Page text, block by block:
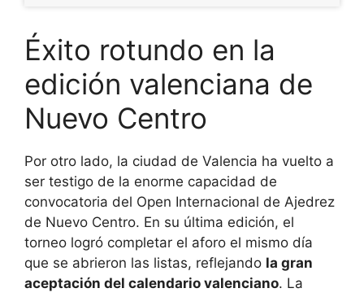
Éxito rotundo en la
edición valenciana de
Nuevo Centro
Por otro lado, la ciudad de Valencia ha vuelto a
ser testigo de la enorme capacidad de
convocatoria del Open Internacional de Ajedrez
de Nuevo Centro. En su última edición, el
torneo logró completar el aforo el mismo día
que se abrieron las listas, reflejando la gran
aceptación del calendario valenciano. La